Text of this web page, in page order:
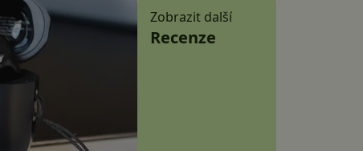
Zobrazit další
Recenze